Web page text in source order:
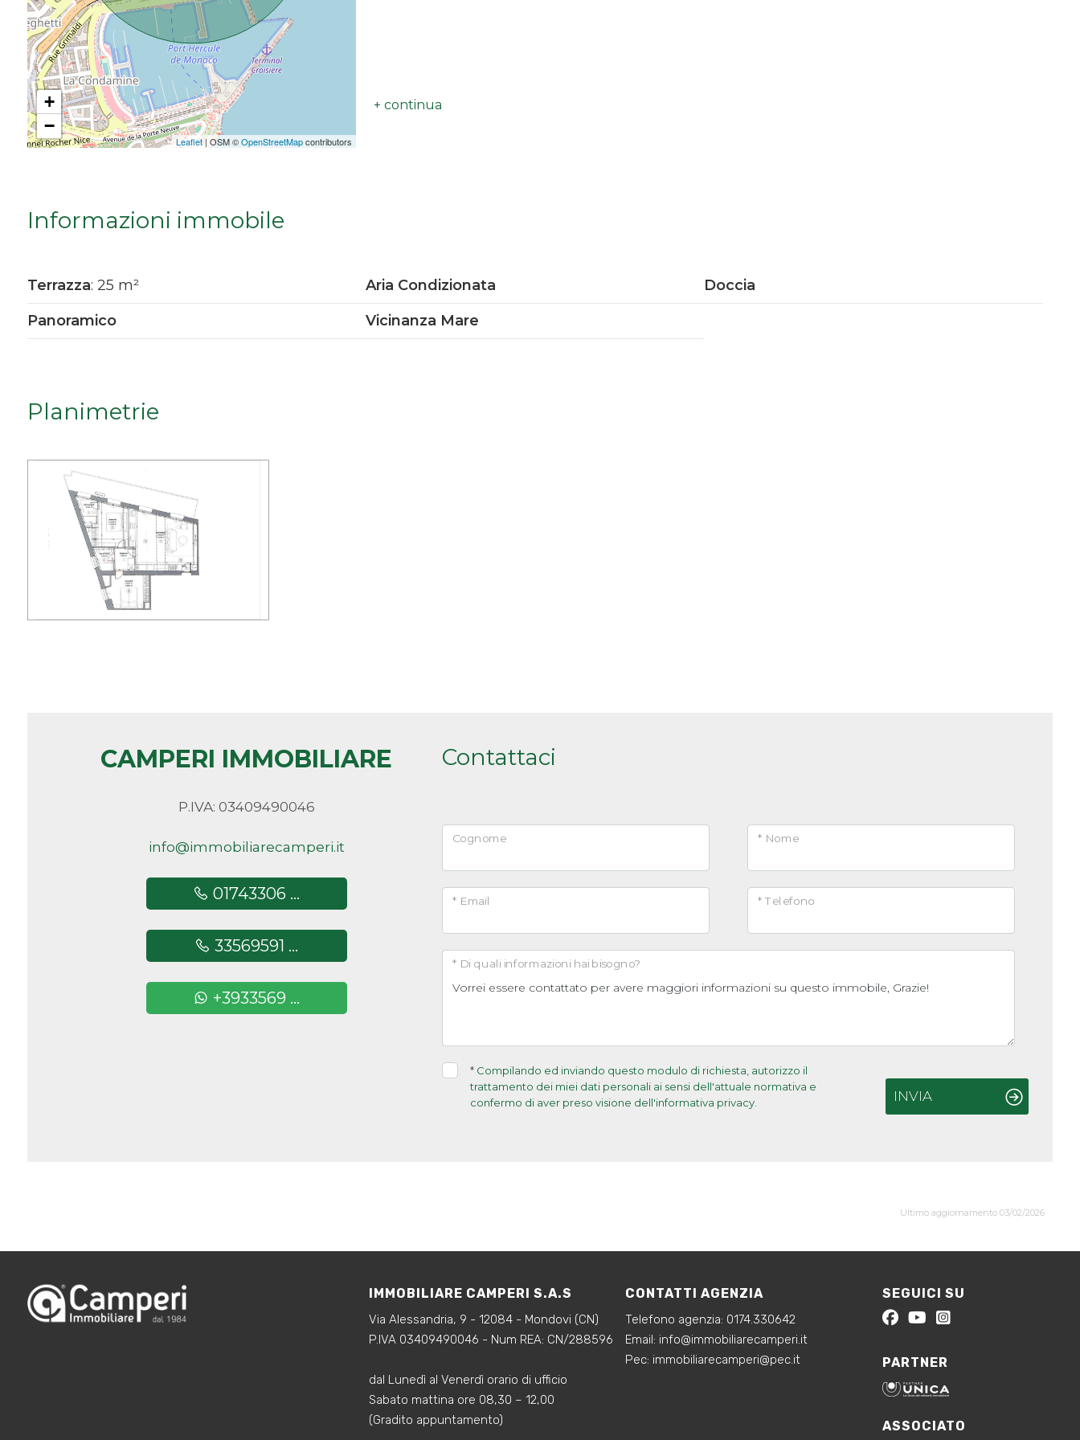
+
−
Leaflet | OSM ©OpenStreetMapcontributors
Informazioni immobile
Terrazza: 25 m² Aria Condizionata
Doccia
Panoramico
Vicinanza Mare
Planimetrie
CAMPERI IMMOBILIARE
P.IVA: 03409490046
info@immobiliarecamperi.it
01743306 ...
33569591 ...
+3933569 ...
Contattaci
* Nome
Cognome
* Telefono
* Email
* Di quali informazioni hai bisogno?
* Compilando ed inviando questo modulo di richiesta, autorizzo il
trattamento dei miei dati personali ai sensi dell'attuale normativa e
confermo di aver preso visione dell'informativa privacy.
INVIA
Ultimo aggiornamento 03/02/2026
IMMOBILIARE CAMPERI S.A.S
Via Alessandria, 9 - 12084 - Mondovi (CN)
P.IVA 03409490046 - Num REA: CN/288596
dal Lunedì al Venerdì orario di ufficio
Sabato mattina ore 08,30 – 12,00
(Gradito appuntamento)
CONTATTI AGENZIA
Telefono agenzia: 0174.330642
‍Email: info@immobiliarecamperi.it
‍Pec: immobiliarecamperi@pec.it
SEGUICI SU
PARTNER
ASSOCIATO
Da € 5.000.000 a € 10.000.000
Oltre € 10.000.000
Totale
Locali
minimi
3